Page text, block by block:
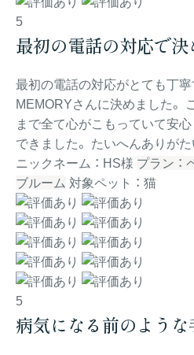
5
最初の電話の対応で
最初の電話の対応がとても丁寧
MEMORYさんに決めました。
まで全て心がこもっていて安
できました。 たいへんありがた
ニックネーム ： HS様 プラン ：
ブルーム 対象ペット ： 猫
5
病気になる前のよう